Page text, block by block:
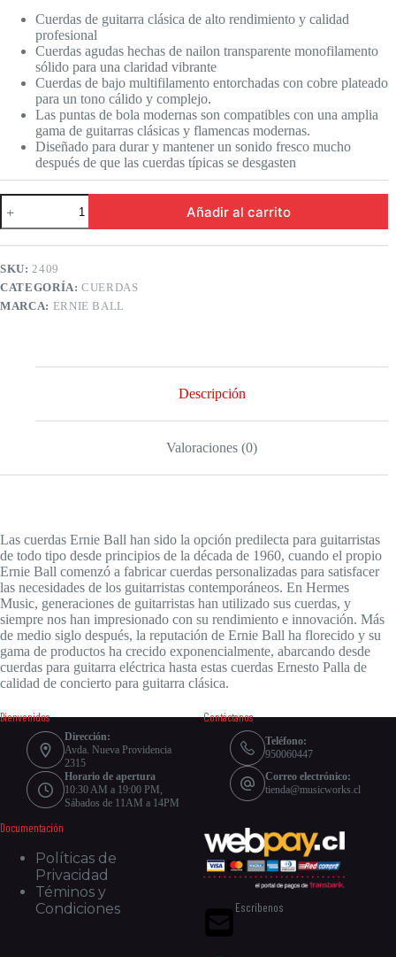
Cuerdas de guitarra clásica de alto rendimiento y calidad
profesional
Cuerdas agudas hechas de nailon transparente monofilamento
sólido para una claridad vibrante
Cuerdas de bajo multifilamento entorchadas con cobre plateado
para un tono cálido y complejo.
Las puntas de bola modernas son compatibles con una amplia
gama de guitarras clásicas y flamencas modernas.
Diseñado para durar y mantener un sonido fresco mucho
después de que las cuerdas típicas se desgasten
Cuerdas
de
guitarra
Ernie
2409
Ernesto
Palla
cantidad
Añadir al carrito
SKU:2409
CATEGORÍA:CUERDAS
MARCA: ERNIE BALL
Descripción
Valoraciones (0)
Las cuerdas Ernie Ball han sido la opción predilecta para guitarristas
de todo tipo desde principios de la década de 1960, cuando el propio
Ernie Ball comenzó a fabricar cuerdas personalizadas para satisfacer
las necesidades de los guitarristas contemporáneos. En Hermes
Music, generaciones de guitarristas han utilizado sus cuerdas, y
siempre nos han impresionado con su rendimiento e innovación. Más
de medio siglo después, la reputación de Ernie Ball ha florecido y su
gama de productos ha crecido exponencialmente, abarcando desde
cuerdas para guitarra eléctrica hasta estas cuerdas Ernesto Palla de
calidad de concierto para guitarra clásica.
Bienvenidos
Dirección:
Avda. Nueva Providencia
2315
Horario de apertura
10:30 AM a 19:00 PM,
Sábados de 11AM a 14PM
Contáctanos
Teléfono:
950060447
Correo electrónico:
tienda@musicworks.cl
Documentación
Políticas de
Privacidad
Téminos y
Condiciones
Escríbenos